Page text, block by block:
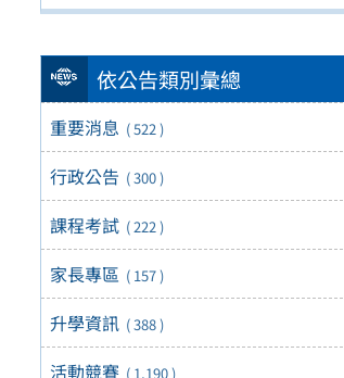
依公告類別彙總
重要消息 ( 522 )
行政公告 ( 300 )
課程考試 ( 222 )
家長專區 ( 157 )
升學資訊 ( 388 )
活動競賽 ( 1,190 )